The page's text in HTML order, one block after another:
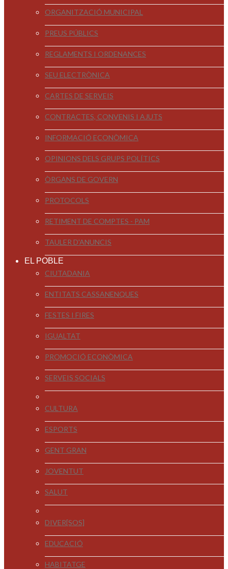
ORGANITZACIÓ MUNICIPAL
PREUS PÚBLICS
REGLAMENTS I ORDENANCES
SEU ELECTRÒNICA
CARTES DE SERVEIS
CONTRACTES, CONVENIS I AJUTS
INFORMACIÓ ECONÒMICA
OPINIONS DELS GRUPS POLÍTICS
ÒRGANS DE GOVERN
PROTOCOLS
RETIMENT DE COMPTES - PAM
TAULER D'ANUNCIS
EL POBLE
CIUTADANIA
ENTITATS CASSANENQUES
FESTES I FIRES
IGUALTAT
PROMOCIÓ ECONÒMICA
SERVEIS SOCIALS
CULTURA
ESPORTS
GENT GRAN
JOVENTUT
SALUT
DIVER[SOS]
EDUCACIÓ
HABITATGE